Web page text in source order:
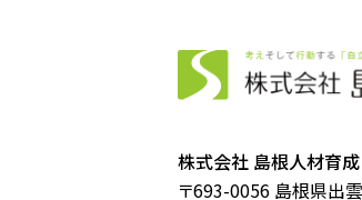
株式会社 島根人材育成
〒693-0056 島根県出